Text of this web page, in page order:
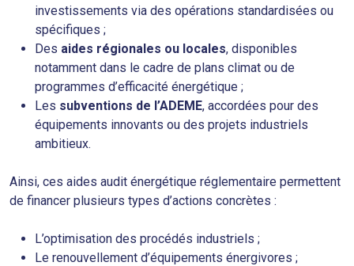
investissements via des opérations standardisées ou
spécifiques ;
Des aides régionales ou locales, disponibles
notamment dans le cadre de plans climat ou de
programmes d’efficacité énergétique ;
Les subventions de l’ADEME, accordées pour des
équipements innovants ou des projets industriels
ambitieux.
Ainsi, ces aides audit énergétique réglementaire permettent
de financer plusieurs types d’actions concrètes :
L’optimisation des procédés industriels ;
Le renouvellement d’équipements énergivores ;